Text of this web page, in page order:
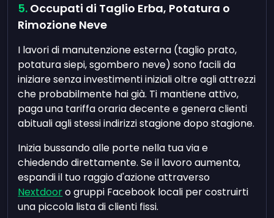
Occupati di Taglio Erba, Potatura o
Rimozione Neve
I lavori di manutenzione esterna (taglio prato,
potatura siepi, sgombero neve) sono facili da
iniziare senza investimenti iniziali oltre agli attrezzi
che probabilmente hai già. Ti mantiene attivo,
paga una tariffa oraria decente e genera clienti
abituali agli stessi indirizzi stagione dopo stagione.
Inizia bussando alle porte nella tua via e
chiedendo direttamente. Se il lavoro aumenta,
espandi il tuo raggio d'azione attraverso
Nextdooro gruppi Facebook locali per costruirti
una piccola lista di clienti fissi.